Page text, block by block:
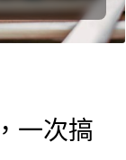
一次搞